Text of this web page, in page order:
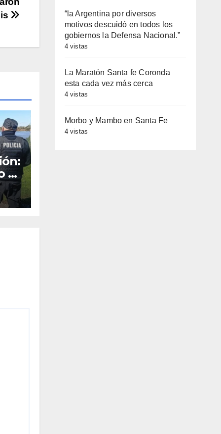
a
de
el
“la Argentina por diversos
motivos descuidó en todos los
gobiernos la Defensa Nacional.”
4 vistas
La Maratón Santa fe Coronda
esta cada vez más cerca
4 vistas
Morbo y Mambo en Santa Fe
4 vistas